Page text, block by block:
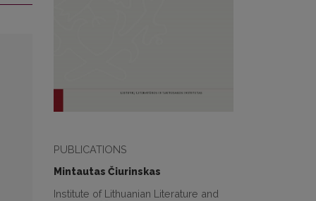
PUBLICATIONS
Mintautas Čiurinskas
Institute of Lithuanian Literature and